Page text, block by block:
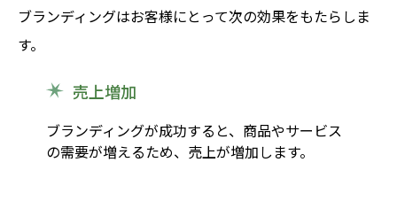
ブランディングはお客様にとって次の効果をもたらしま
す。
売上増加
ブランディングが成功すると、商品やサービス
の需要が増えるため、売上が増加します。